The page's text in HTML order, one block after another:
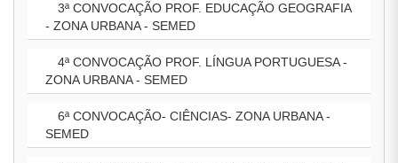
3ª CONVOCAÇÃO PROF. EDUCAÇÃO GEOGRAFIA
- ZONA URBANA - SEMED
4ª CONVOCAÇÃO PROF. LÍNGUA PORTUGUESA -
ZONA URBANA - SEMED
6ª CONVOCAÇÃO- CIÊNCIAS- ZONA URBANA -
SEMED